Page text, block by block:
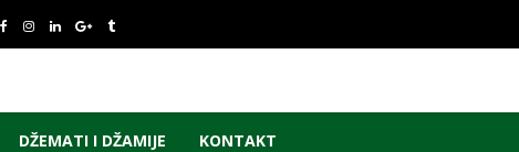
DŽEMATI I DŽAMIJE KONTAKT